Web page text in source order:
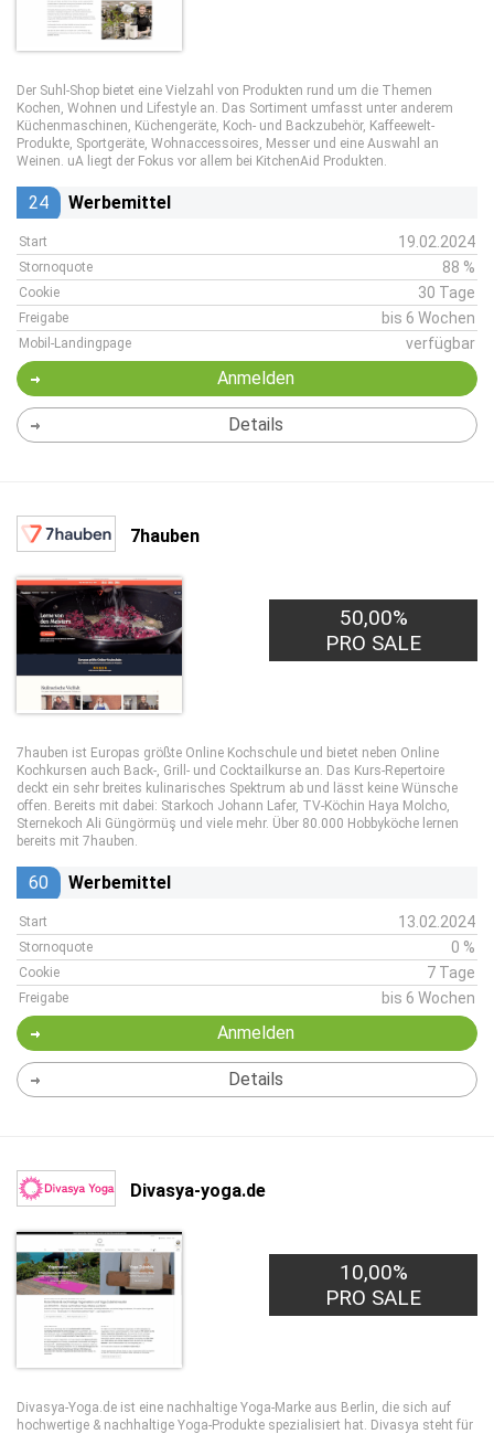
Der Suhl-Shop bietet eine Vielzahl von Produkten rund um die Themen
Kochen, Wohnen und Lifestyle an. Das Sortiment umfasst unter anderem
Küchenmaschinen, Küchengeräte, Koch- und Backzubehör, Kaffeewelt-
Produkte, Sportgeräte, Wohnaccessoires, Messer und eine Auswahl an
Weinen. uA liegt der Fokus vor allem bei KitchenAid Produkten.
24 Werbemittel
Start 19.02.2024
Stornoquote 88 %
Cookie 30 Tage
Freigabe bis 6 Wochen
Mobil-Landingpage verfügbar
Anmelden
Details
7hauben
50,00%
PRO SALE
7hauben ist Europas größte Online Kochschule und bietet neben Online
Kochkursen auch Back-, Grill- und Cocktailkurse an. Das Kurs-Repertoire
deckt ein sehr breites kulinarisches Spektrum ab und lässt keine Wünsche
offen. Bereits mit dabei: Starkoch Johann Lafer, TV-Köchin Haya Molcho,
Sternekoch Ali Güngörmüş und viele mehr. Über 80.000 Hobbyköche lernen
bereits mit 7hauben.
60 Werbemittel
Start 13.02.2024
Stornoquote 0 %
Cookie 7 Tage
Freigabe bis 6 Wochen
Anmelden
Details
Divasya-yoga.de
10,00%
PRO SALE
Divasya-Yoga.de ist eine nachhaltige Yoga-Marke aus Berlin, die sich auf
hochwertige & nachhaltige Yoga-Produkte spezialisiert hat. Divasya steht für